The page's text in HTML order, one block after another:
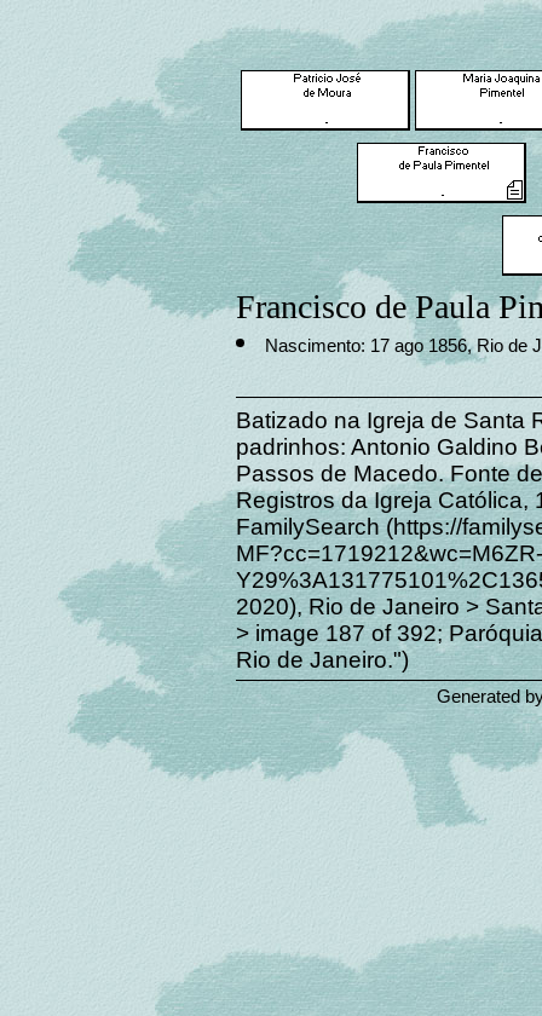
Francisco de Paula
Nascimento: 17 ago 1856, Rio de
Batizado na Igreja de Santa
padrinhos: Antonio Galdino
Passos de Macedo. Fonte
Registros da Igreja Católica,
FamilySearch (https://
MF?cc=1719212&wc=M6ZR-
2020), Rio de Janeiro >
> image 187 of 392;
Rio de Janeiro.")
Generated